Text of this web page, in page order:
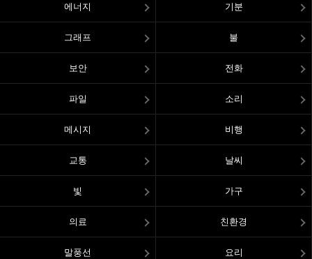
에너지 기분
그래프 불
보안 전화
파일 소리
메시지 비행
교통 날씨
빛 가구
의료 친환경
말풍선 요리